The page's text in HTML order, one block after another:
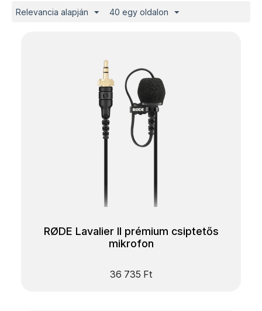
Relevancia alapján 40 egy oldalon
RØDE Lavalier II prémium csiptetős
mikrofon
36 735 Ft